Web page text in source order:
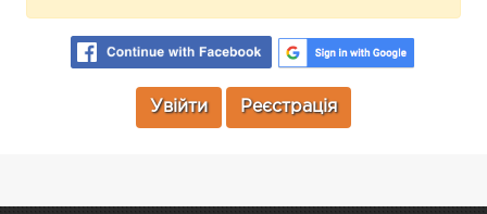
Увійти Реєстрація